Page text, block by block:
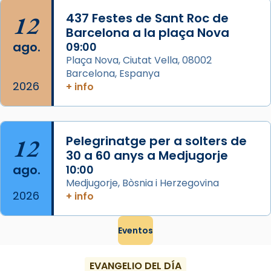
Foto
View on Facebook · Share
12
ago.
2026
437 Festes de Sant Roc de
Barcelona a la plaça Nova
09:00
Plaça Nova, Ciutat Vella, 08002
Barcelona, Espanya
+ info
12
ago.
2026
Pelegrinatge per a solters de
30 a 60 anys a Medjugorje
10:00
Medjugorje, Bòsnia i Herzegovina
+ info
Eventos
EVANGELIO DEL DÍA